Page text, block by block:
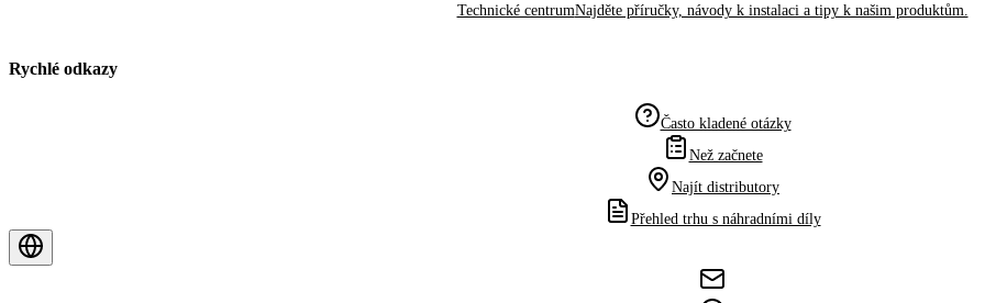
Technické centrumNajděte příručky, návody k instalaci a tipy k našim produktům.
Rychlé odkazy
Často kladené otázky
Než začnete
Najít distributory
Přehled trhu s náhradními díly